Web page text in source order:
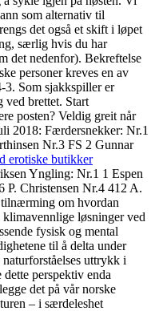
som alternativ til
det også et skift i løpet
særlig hvis du har
det nedenfor). Bekreftelse
personer kreves en av
Som sjakkspiller er
ved brettet. Start
posten? Veldig greit når
2018: Færdersnekker: Nr.1
Nr.3 FS 2 Gunnar
erotiske butikker
Yngling: Nr.1 1 Espen
Christensen Nr.4 412 A.
om hvordan
løsninger ved
fysisk og mental
til å delta under
uttrykk i
perspektiv enda
det på vår norske
– i særdeleshet